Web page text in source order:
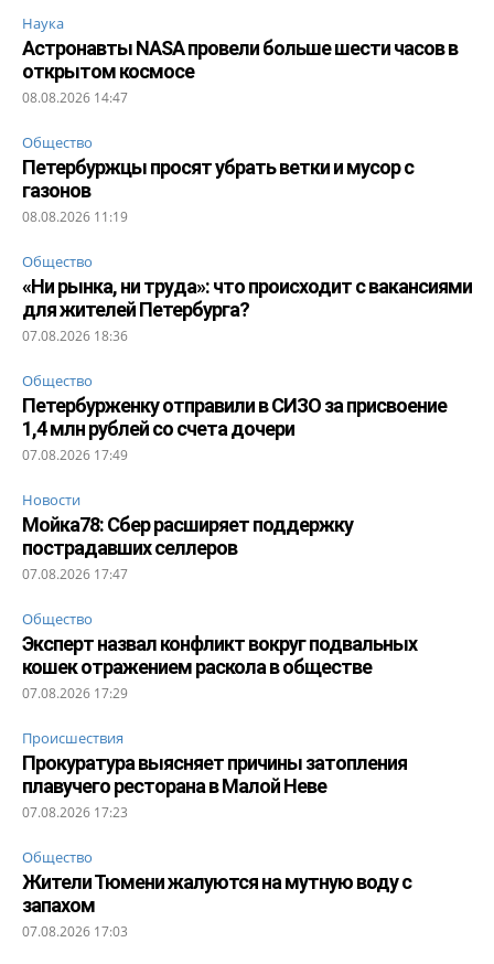
Наука
Астронавты NASA провели больше шести часов в
открытом космосе
08.08.2026 14:47
Общество
Петербуржцы просят убрать ветки и мусор с
газонов
08.08.2026 11:19
Общество
«Ни рынка, ни труда»: что происходит с вакансиями
для жителей Петербурга?
07.08.2026 18:36
Общество
Петербурженку отправили в СИЗО за присвоение
1,4 млн рублей со счета дочери
07.08.2026 17:49
Новости
Мойка78: Сбер расширяет поддержку
пострадавших селлеров
07.08.2026 17:47
Общество
Эксперт назвал конфликт вокруг подвальных
кошек отражением раскола в обществе
07.08.2026 17:29
Происшествия
Прокуратура выясняет причины затопления
плавучего ресторана в Малой Неве
07.08.2026 17:23
Общество
Жители Тюмени жалуются на мутную воду с
запахом
07.08.2026 17:03